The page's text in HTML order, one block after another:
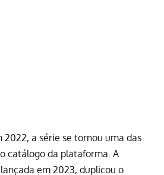
2022, a série se tornou uma das
catálogo da plataforma. A
em 2023, duplicou o